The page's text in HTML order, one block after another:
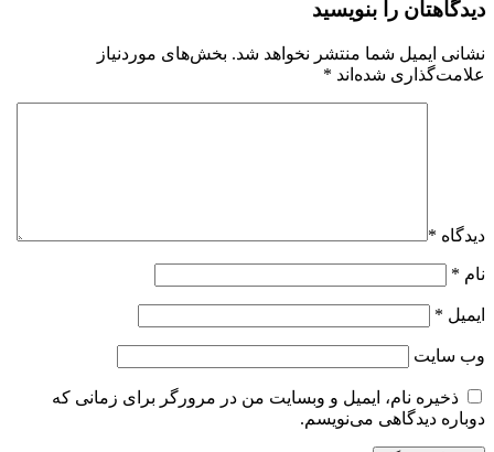
دیدگاهتان را بنویسید
نشانی ایمیل شما منتشر نخواهد شد. بخش‌های موردنیاز
علامت‌گذاری شده‌اند *
دیدگاه *
نام *
ایمیل *
وب‌ سایت
ذخیره نام، ایمیل و وبسایت من در مرورگر برای زمانی که
دوباره دیدگاهی می‌نویسم.